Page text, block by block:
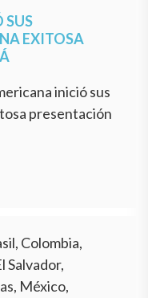
SUS
EXITOSA
inició sus
presentación
Colombia,
Salvador,
México,